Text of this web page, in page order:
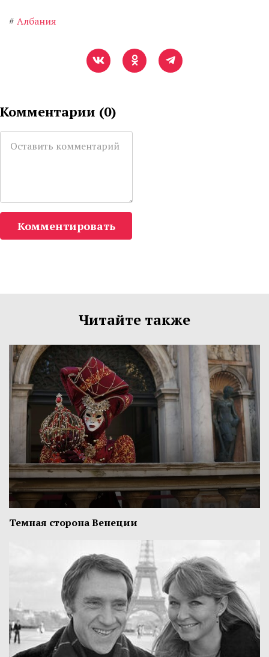
# Албания
Комментарии (0)
Комментировать
Читайте также
Темная сторона Венеции